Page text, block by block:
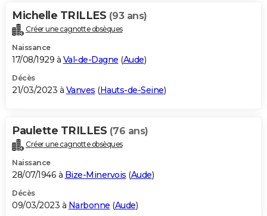
Michelle TRILLES (93 ans)
Créer une cagnotte obsèques
Naissance
17/08/1929 à Val-de-Dagne (Aude)
Décès
21/03/2023 à Vanves (Hauts-de-Seine)
Paulette TRILLES (76 ans)
Créer une cagnotte obsèques
Naissance
28/07/1946 à Bize-Minervois (Aude)
Décès
09/03/2023 à Narbonne (Aude)